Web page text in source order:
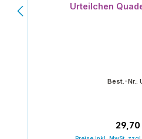
Urteilchen
Best.-Nr.:
29,70